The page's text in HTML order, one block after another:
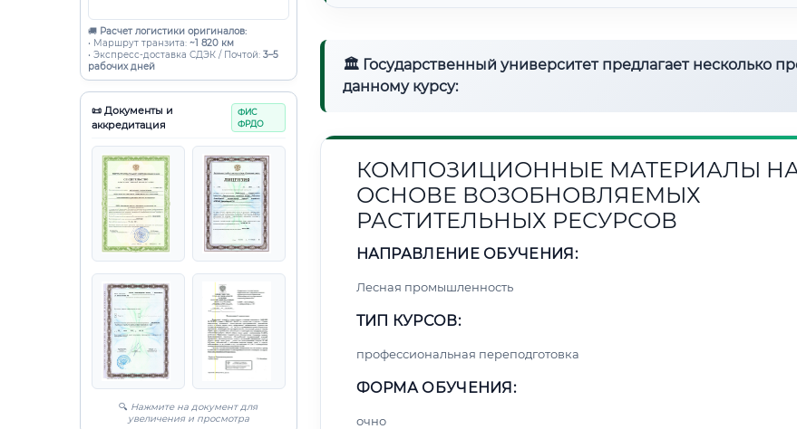
🚚 Расчет логистики оригиналов:
• Маршрут транзита: ~1 820 км
• Экспресс-доставка СДЭК / Почтой: 3–5
рабочих дней
📜 Документы и
аккредитация
ФИС
ФРДО
🔍 Нажмите на документ для
увеличения и просмотра
🏛 Государственный университет предлагает несколько
данному курсу:
КОМПОЗИЦИОННЫЕ МАТЕРИАЛЫ
ОСНОВЕ ВОЗОБНОВЛЯЕМЫХ
РАСТИТЕЛЬНЫХ РЕСУРСОВ
НАПРАВЛЕНИЕ ОБУЧЕНИЯ:
Лесная промышленность
ТИП КУРСОВ:
профессиональная переподготовка
ФОРМА ОБУЧЕНИЯ:
очно